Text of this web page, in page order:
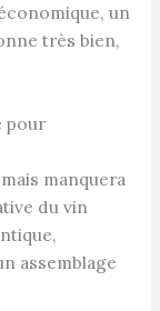
un
très bien,
pour
manquera
du vin
assemblage